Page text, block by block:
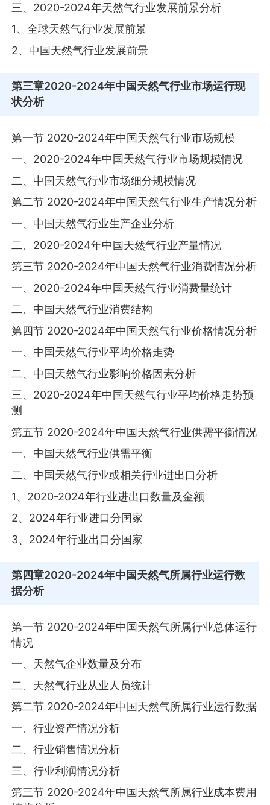
三、2020-2024年天然气行业发展前景分析
1、全球天然气行业发展前景
2、中国天然气行业发展前景
第三章2020-2024年中国天然气行业市场运行现
状分析
第一节 2020-2024年中国天然气行业市场规模
一、2020-2024年中国天然气行业市场规模情况
二、中国天然气行业市场细分规模情况
第二节 2020-2024年中国天然气行业生产情况分析
一、中国天然气行业生产企业分析
二、2020-2024年中国天然气行业产量情况
第三节 2020-2024年中国天然气行业消费情况分析
一、2020-2024年中国天然气行业消费量统计
二、中国天然气行业消费结构
第四节 2020-2024年中国天然气行业价格情况分析
一、中国天然气行业平均价格走势
二、中国天然气行业影响价格因素分析
三、2020-2024年中国天然气行业平均价格走势预
测
第五节 2020-2024年中国天然气行业供需平衡情况
一、中国天然气行业供需平衡
二、中国天然气行业或相关行业进出口分析
1、2020-2024年行业进出口数量及金额
2、2024年行业进口分国家
3、2024年行业出口分国家
第四章2020-2024年中国天然气所属行业运行数
据分析
第一节 2020-2024年中国天然气所属行业总体运行
情况
一、天然气企业数量及分布
二、天然气行业从业人员统计
第二节 2020-2024年中国天然气所属行业运行数据
一、行业资产情况分析
二、行业销售情况分析
三、行业利润情况分析
第三节 2020-2024年中国天然气所属行业成本费用